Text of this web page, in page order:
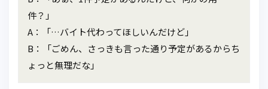
件？」
A：「…バイト代わってほしいんだけど」
B：「ごめん、さっきも言った通り予定があるからち
ょっと無理だな」